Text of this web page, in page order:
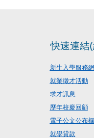
快速連結
新生入學服務網
就業徵才活動
求才訊息
歷年校慶回顧
電子公文公布欄
就學貸款